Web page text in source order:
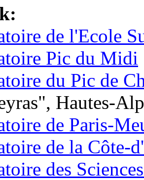
de l'Ecole
Pic du Midi
du Pic de
Hautes-
de Paris-
de la Côte-
des